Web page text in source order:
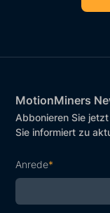
MotionMiners
Abbonieren Sie
Sie informiert zu
Anrede*